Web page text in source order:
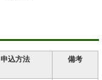
申込方法 備考